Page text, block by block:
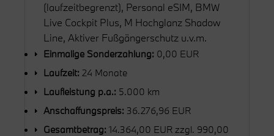
(laufzeitbegrenzt), Personal eSIM, BMW
Live Cockpit Plus, M Hochglanz Shadow
Line, Aktiver Fußgängerschutz u.v.m.
Einmalige Sonderzahlung: 0,00 EUR
Laufzeit: 24 Monate
Laufleistung p.a.: 5.000 km
Anschaffungspreis: 36.276,96 EUR
Gesamtbetrag: 14.364,00 EUR zzgl. 990,00